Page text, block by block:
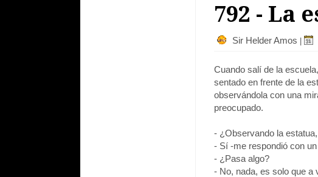
792 - La
Sir Helder Amos
Cuando salí de la
sentado en frente de la
observándola con una
preocupado.
- ¿Observando la
- Sí -me respondió con
- ¿Pasa algo?
- No, nada, es solo que